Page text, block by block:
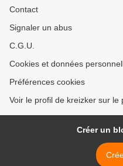
Contact
Signaler un abus
C.G.U.
Cookies et données
Préférences cookies
Voir le profil de kreizker sur le
Créer un